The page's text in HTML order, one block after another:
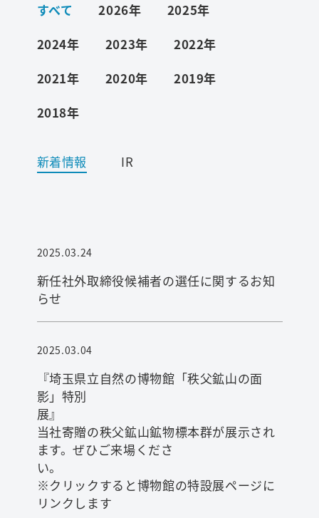
サステナビリティ
採用情報
プライバシーポリシー
ご利用条件
すべて 2026年
2025年
2024年
2023年
2022年
2021年
2020年
2019年
2018年
新着情報 IR
2025.03.24
新任社外取締役候補者の選任に関するお知
らせ
2025.03.04
『埼玉県立自然の博物館「秩父鉱山の面
影」特別
展
当社寄贈の秩父鉱山鉱物標本群が展示され
ます。ぜひご来場くださ
い
※クリックすると博物館の特設展ページに
リンクします